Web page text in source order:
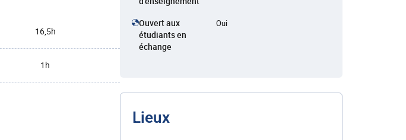
16,5h
1h
Ouvert aux
étudiants en
échange
Oui
Lieux